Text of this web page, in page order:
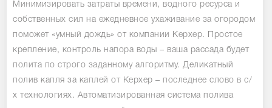
Минимизировать затраты времени, водного ресурса и
собственных сил на ежедневное ухаживание за огородом
поможет «умный дождь» от компании Керхер. Простое
крепление, контроль напора воды – ваша рассада будет
полита по строго заданному алгоритму. Деликатный
полив капля за каплей от Керхер – последнее слово в с/
х технологиях. Автоматизированная система полива